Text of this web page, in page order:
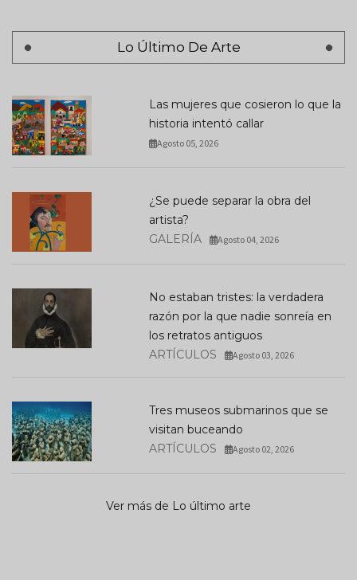
Lo Último De Arte
Las mujeres que cosieron lo que la
historia intentó callar
Agosto 05, 2026
¿Se puede separar la obra del
artista?
GALERÍA
Agosto 04, 2026
No estaban tristes: la verdadera
razón por la que nadie sonreía en
los retratos antiguos
ARTÍCULOS
Agosto 03, 2026
Tres museos submarinos que se
visitan buceando
ARTÍCULOS
Agosto 02, 2026
Ver más de Lo último arte